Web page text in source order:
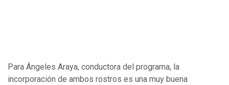
Para Ángeles Araya, conductora del programa, la
incorporación de ambos rostros es una muy buena